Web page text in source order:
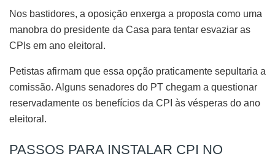
Nos bastidores, a oposição enxerga a proposta como uma
manobra do presidente da Casa para tentar esvaziar as
CPIs em ano eleitoral.
Petistas afirmam que essa opção praticamente sepultaria a
comissão. Alguns senadores do PT chegam a questionar
reservadamente os benefícios da CPI às vésperas do ano
eleitoral.
PASSOS PARA INSTALAR CPI NO